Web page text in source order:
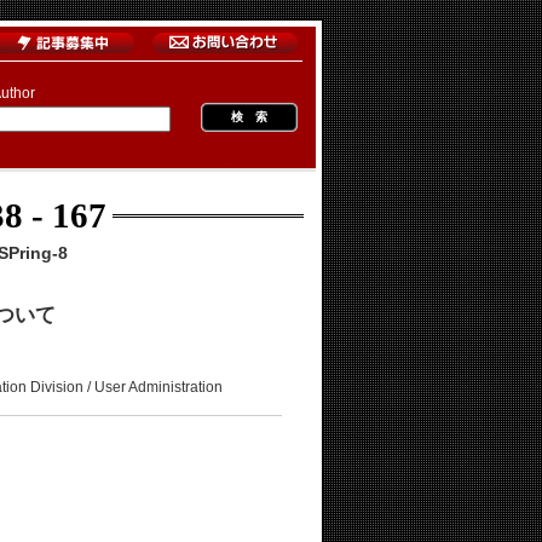
- 167
8
いて
Division / User Administration